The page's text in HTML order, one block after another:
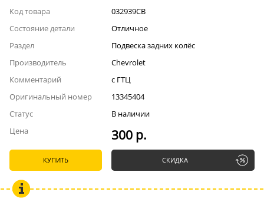
Код товара
032939СВ
Состояние детали
Отличное
Раздел
Подвеска задних колёс
Производитель
Chevrolet
Комментарий
с ГТЦ
Оригинальный номер
13345404
Статус
В наличии
Цена
300 р.
КУПИТЬ СКИДКА